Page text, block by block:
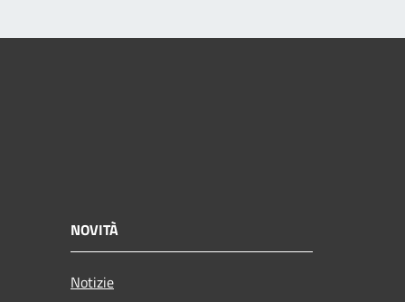
NOVITÀ
Notizie